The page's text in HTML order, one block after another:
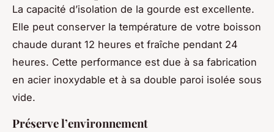
La capacité d’isolation de la gourde est excellente.
Elle peut conserver la température de votre boisson
chaude durant 12 heures et fraîche pendant 24
heures. Cette performance est due à sa fabrication
en acier inoxydable et à sa double paroi isolée sous
vide.
Préserve l’environnement